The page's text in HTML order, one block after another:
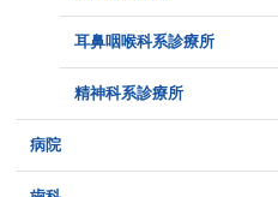
耳鼻咽喉科系診療所
精神科系診療所
病院